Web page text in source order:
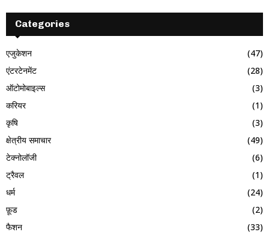
Categories
एजुकेशन
(47)
एंटरटेनमेंट
(28)
ऑटोमोबाइल्स
(3)
करियर
(1)
कृषि
(3)
क्षेत्रीय समाचार
(49)
टेक्नोलॉजी
(6)
ट्रैवल
(1)
धर्म
(24)
फ़ूड
(2)
फैशन
(33)